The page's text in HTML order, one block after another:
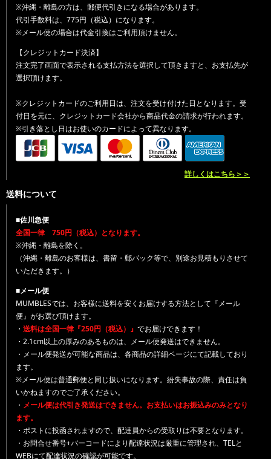
※沖縄・離島の方は、郵便代引きになる場合があります。
代引手数料は、775円（税込）になります。
※メール便の場合は代金引換はご利用頂けません。
【クレジットカード決済】
注文完了画面で表示される支払方法を選択して頂きますと、お支払先が
選択頂けます。
※クレジットカードのご利用日は、注文を受け付けた日となります。受
付日を元に、クレジットカード会社から商品代金の請求が行われます。
※引き落とし日はお使いのカードによって異なります。
詳しくはこちら＞＞
送料について
■佐川急便
全国一律 750円（税込）となります。
※沖縄・離島を除く。
（沖縄・離島のお客様は、書留・郵パック等で、別途お見積もりさせて
いただきます。）
■メール便
MUMBLESでは、お客様に送料を安くお届けする方法として『メール
便』がお選び頂けます。
・ 送料は全国一律『250円（税込）』 でお届けできます！
・2.1cm以上の厚みのあるものは、メール便発送はできません。
・メール便発送が可能な商品は、各商品の詳細ページにて記載しており
ます。
※メール便は普通郵便と同じ扱いになります。紛失事故の際、責任は負
いかねますのでご了承ください。
・ メール便は代引き発送はできません。お支払いはお振込みのみとなり
ます。
・ポストに投函されますので、配達員からの受取りは不要となります。
・お問合せ番号+バーコードにより配達状況は厳重に管理され、TELと
WEBにて配達状況の確認が可能です。